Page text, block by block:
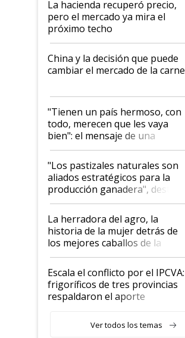
La hacienda recuperó precio,
pero el mercado ya mira el
próximo techo
China y la decisión que puede
cambiar el mercado de la carne
"Tienen un país hermoso, con
todo, merecen que les vaya
bien": el mensaje de una
ganadera uruguaya sobre las
oportunidades que se abren
para el agro en Argentina, con
foco en la carne
"Los pastizales naturales son
aliados estratégicos para la
producción ganadera", destaca
la iniciativa que ya reúne a 46
establecimientos en Argentina
La herradora del agro, la
historia de la mujer detrás de
los mejores caballos de la
Argentina y los mitos que
todavía hacen sufrir a estos
animales: "Mientras me
descalificaban, yo seguí
haciendo currículum"
Escala el conflicto por el IPCVA:
frigoríficos de tres provincias
respaldaron el aporte
Ver todos los temas